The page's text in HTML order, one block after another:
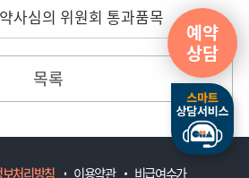
사심의 위원회 통과품목
목록
처리방침 이용약관 비급여수가
예약
상담